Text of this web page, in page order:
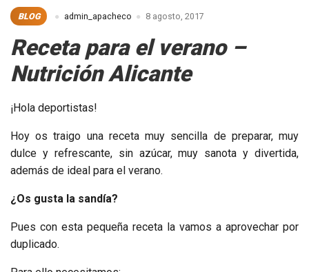
BLOG admin_apacheco 8 agosto, 2017
Receta para el verano –
Nutrición Alicante
¡Hola deportistas!
Hoy os traigo una receta muy sencilla de preparar, muy
dulce y refrescante, sin azúcar, muy sanota y divertida,
además de ideal para el verano.
¿Os gusta la sandía?
Pues con esta pequeña receta la vamos a aprovechar por
duplicado.